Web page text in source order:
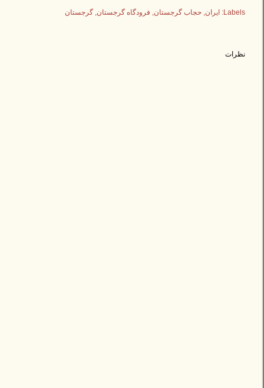
Labels: ایران حجاب گرجستان فرودگاه گرجستان گرجستان
نظرات